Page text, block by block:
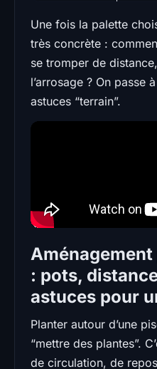
Une fois la palette
très concrète :
se tromper de
l’arrosage ? On passe
astuces “terrain”.
: pots,
astuces pour
Planter autour d’une
“mettre des plantes”.
de circulation, de